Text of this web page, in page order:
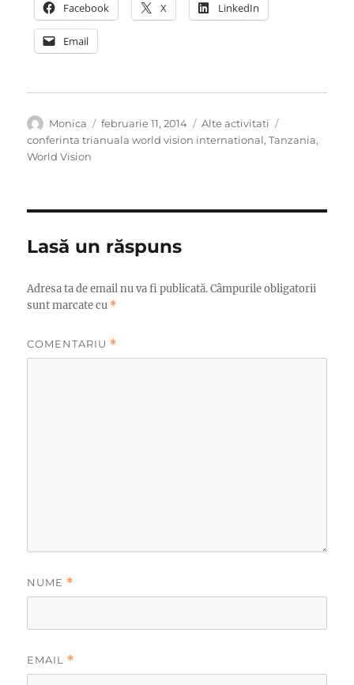
Facebook X LinkedIn
Email
Autor
Monica
Publicat
pe
februarie 11, 2014 Categorii
Alte activitati
conferinta trianuala world vision international,Tanzania,
World Vision
Lasă un răspuns
Adresa ta de email nu va fi publicată. Câmpurile obligatorii
sunt marcate cu *
COMENTARIU *
NUME *
EMAIL *